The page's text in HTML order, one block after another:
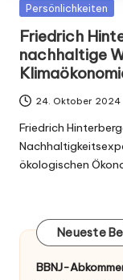
Posted
Persönlichkeiten
Friedrich
nachhaltige
24. Oktober 2024
Friedrich
ökologischen
Neueste
BBNJ-